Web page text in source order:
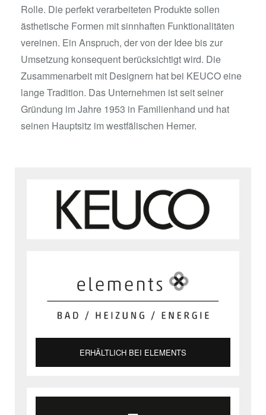
Rolle. Die perfekt verarbeiteten Produkte sollen
ästhetische Formen mit sinnhaften Funktionalitäten
vereinen. Ein Anspruch, der von der Idee bis zur
Umsetzung konsequent berücksichtigt wird. Die
Zusammenarbeit mit Designern hat bei KEUCO eine
lange Tradition. Das Unternehmen ist seit seiner
Gründung im Jahre 1953 in Familienhand und hat
seinen Hauptsitz im westfälischen Hemer.
ERHÄLTLICH BEI ELEMENTS